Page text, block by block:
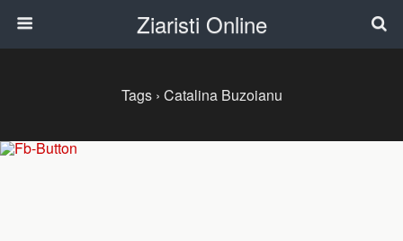
Ziaristi Online
Tags › Catalina Buzoianu